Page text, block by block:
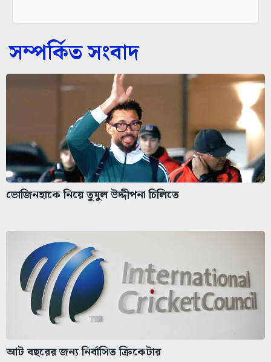
সম্পর্কিত সংবাদ
ভোজিনহাকে নিয়ে তুমুল উদ্দীপনা চিলিতে
আট বছরের জন্য নির্বাসিত ক্রিকেটার